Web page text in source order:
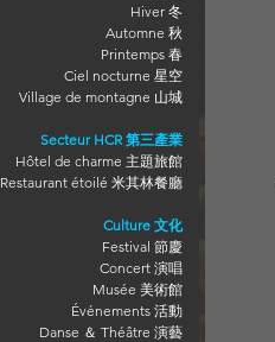
Hiver 冬
Automne 秋
Printemps 春
Ciel nocturne 星空
Village de montagne 山城
Secteur HCR 第三產業
Hôtel de charme 主題旅館
Restaurant étoilé 米其林餐廳
Culture 文化
Festival 節慶
Concert 演唱
Musée 美術館
Événements 活動
Danse ＆ Théâtre 演藝